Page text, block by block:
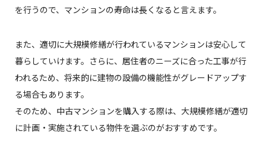
を行うので、マンションの寿命は長くなると言えます。
また、適切に大規模修繕が行われているマンションは安心して
暮らしていけます。さらに、居住者のニーズに合った工事が行
われるため、将来的に建物の設備の機能性がグレードアップす
る場合もあります。
そのため、中古マンションを購入する際は、大規模修繕が適切
に計画・実施されている物件を選ぶのがおすすめです。